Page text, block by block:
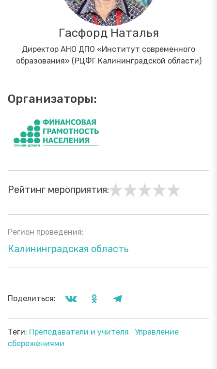
Гасфорд Наталья
Директор АНО ДПО «Институт современного
образования» (РЦФГ Калининградской области)
Организаторы:
Рейтинг мероприятия:
Регион проведения:
Калининградская область
Поделиться:
Теги: Преподаватели и учителя
Управление
сбережениями